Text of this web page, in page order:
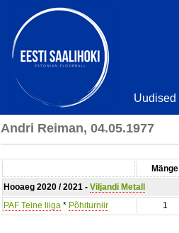
Uudised
Andri Reiman, 04.05.1977
Mänge
Hooaeg 2020 / 2021 - Viljandi Metall
PAF Teine liiga * Põhiturniir 1